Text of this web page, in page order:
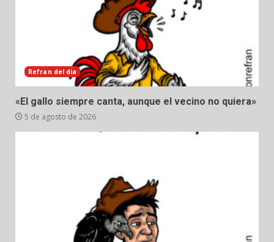
Refran del dia
«El gallo siempre canta, aunque el vecino no quiera»
5 de agosto de 2026